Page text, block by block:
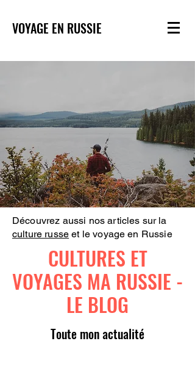
VOYAGE EN RUSSIE
Découvrez aussi nos articles sur la
culture russe et le voyage en Russie
CULTURES ET
VOYAGES MA RUSSIE -
LE BLOG
Toute mon actualité